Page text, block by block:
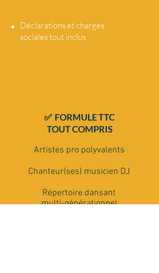
• Déclarations et charges
sociales toutinclus
✅ FORMULE TTC
TOUT COMPRIS
Artistes pro polyvalents
Chanteur(ses) musicien DJ
Répertoire dansant
multi-générationnel